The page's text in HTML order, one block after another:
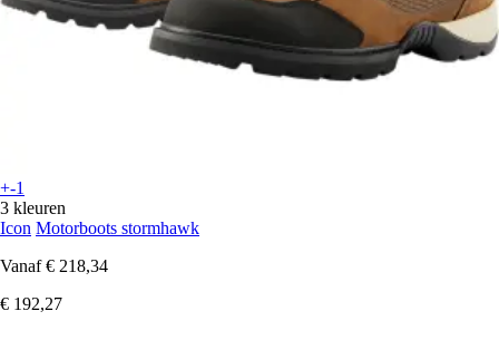
+-1
3 kleuren
Icon Motorboots stormhawk
Vanaf € 218,34
€ 192,27